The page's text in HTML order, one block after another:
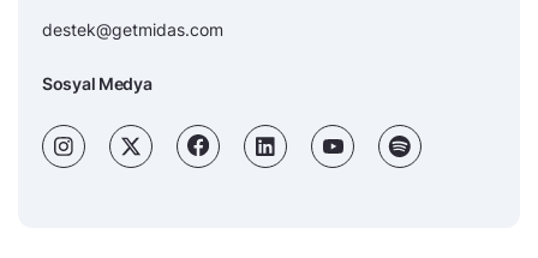
destek@getmidas.com
Sosyal Medya